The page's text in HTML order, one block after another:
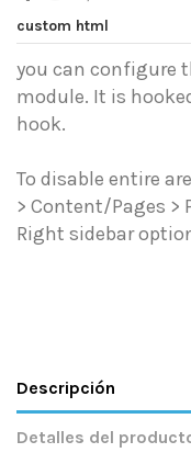
custom html
you can configure
module. It is
hook.
To disable entire
> Content/Pages >
Right sidebar
Descripción
Detalles del